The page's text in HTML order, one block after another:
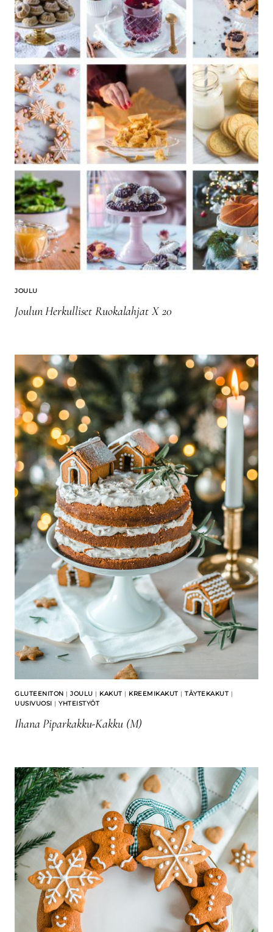
JOULU
Joulun Herkulliset Ruokalahjat X 20
GLUTEENITON | JOULU | KAKUT | KREEMIKAKUT | TÄYTEKAKUT |
UUSIVUOSI | YHTEISTYÖT
Ihana Piparkakku-Kakku (M)